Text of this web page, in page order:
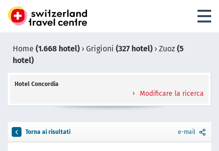
Home (1.668 hotel) › Grigioni (327 hotel) › Zuoz (5
hotel)
Hotel Concordia
Modificare la ricerca
Torna ai risultati e-mail